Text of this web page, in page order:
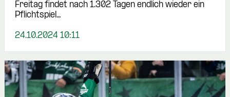
Freitag findet nach 1.302 Tagen endlich wieder ein
Pflichtspiel…
24.10.2024 10:11